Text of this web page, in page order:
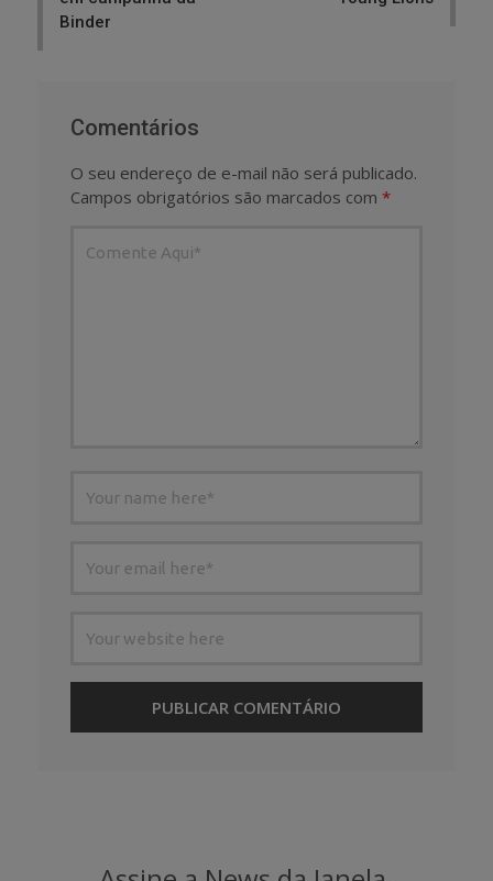
Binder
Comentários
O seu endereço de e-mail não será publicado.
Campos obrigatórios são marcados com *